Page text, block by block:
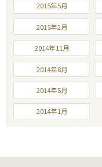
2015年5月
2015年2月
2014年11月
2014年8月
2014年5月
2014年1月